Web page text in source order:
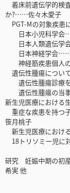
着床前遺伝学的検
か?……佐々木愛子
PGT-Mの対象疾患
日本小児科学会
日本人類遺伝学会
日本神経学会……
神経筋疾患個人
遺伝性腫瘍につい
遺伝性腫瘍診療
遺伝性腫瘍の当
新生児医療における
重症な疾患を持つ
笹月桃子
新生児医療におけ
18トリソミー児に
研究 妊娠中期の初
希実 他